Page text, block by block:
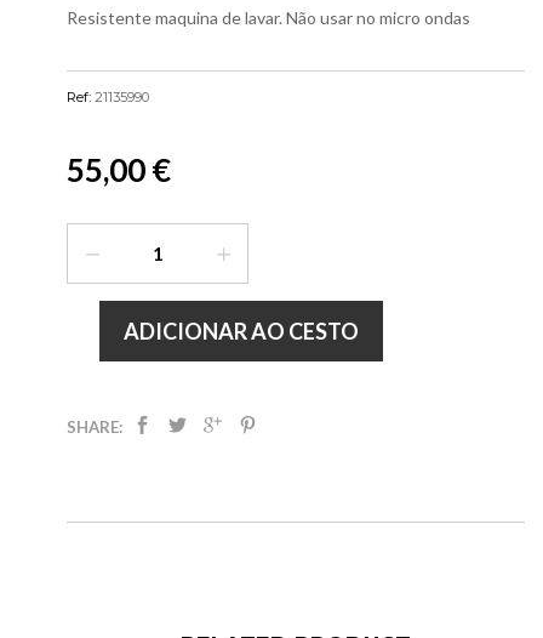
Resistente maquina de lavar. Não usar no micro ondas
Ref: 21135990
55,00 €
ADICIONAR AO CESTO
SHARE: